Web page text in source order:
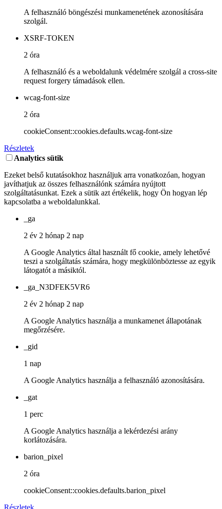
A felhasználó böngészési munkamenetének azonosítására
szolgál.
XSRF-TOKEN
2 óra
A felhasználó és a weboldalunk védelmére szolgál a cross-site
request forgery támadások ellen.
wcag-font-size
2 óra
cookieConsent::cookies.defaults.wcag-font-size
Részletek
Analytics sütik
Ezeket belső kutatásokhoz használjuk arra vonatkozóan, hogyan
javíthatjuk az összes felhasználónk számára nyújtott
szolgáltatásunkat. Ezek a sütik azt értékelik, hogy Ön hogyan lép
kapcsolatba a weboldalunkkal.
_ga
2 év 2 hónap 2 nap
A Google Analytics által használt fő cookie, amely lehetővé
teszi a szolgáltatás számára, hogy megkülönböztesse az egyik
látogatót a másiktól.
_ga_N3DFEK5VR6
2 év 2 hónap 2 nap
A Google Analytics használja a munkamenet állapotának
megőrzésére.
_gid
1 nap
A Google Analytics használja a felhasználó azonosítására.
_gat
1 perc
A Google Analytics használja a lekérdezési arány
korlátozására.
barion_pixel
2 óra
cookieConsent::cookies.defaults.barion_pixel
Részletek